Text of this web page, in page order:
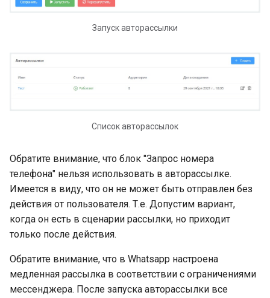
Запуск авторассылки
Список авторассылок
Обратите внимание, что блок "Запрос номера
телефона" нельзя использовать в авторассылке.
Имеется в виду, что он не может быть отправлен без
действия от пользователя. Т.е. Допустим вариант,
когда он есть в сценарии рассылки, но приходит
только после действия.
Обратите внимание, что в Whatsapp настроена
медленная рассылка в соответствии с ограничениями
мессенджера. После запуска авторассылки все